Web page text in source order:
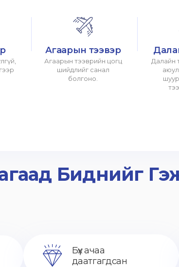
Агаарын тээвэр
Агаарын тээврийн цогц
шийдлийг санал
болгоно.
Далайн
Биднийг
Бүх ачаа
даатгагдсан